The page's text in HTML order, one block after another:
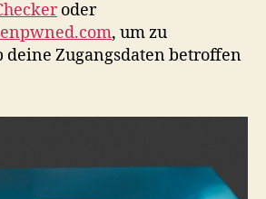
oder
, um zu
Zugangsdaten betroffen